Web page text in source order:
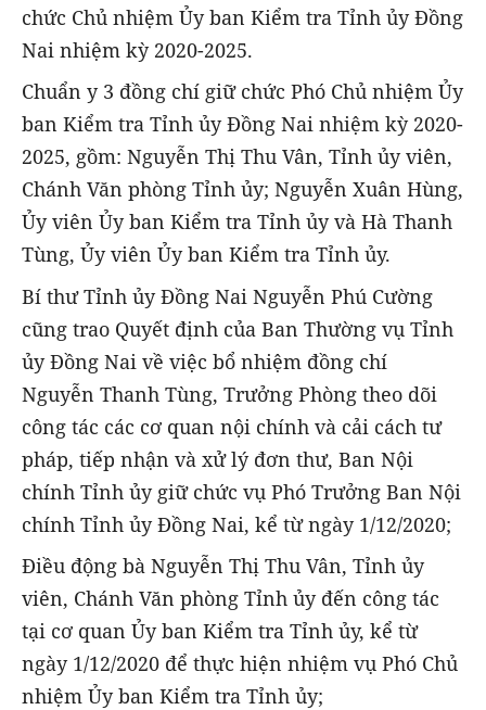
chức Chủ nhiệm Ủy ban Kiểm tra Tỉnh ủy Đồng
Nai nhiệm kỳ 2020-2025.
Chuẩn y 3 đồng chí giữ chức Phó Chủ nhiệm Ủy
ban Kiểm tra Tỉnh ủy Đồng Nai nhiệm kỳ 2020-
2025, gồm: Nguyễn Thị Thu Vân, Tỉnh ủy viên,
Chánh Văn phòng Tỉnh ủy; Nguyễn Xuân Hùng,
Ủy viên Ủy ban Kiểm tra Tỉnh ủy và Hà Thanh
Tùng, Ủy viên Ủy ban Kiểm tra Tỉnh ủy.
Bí thư Tỉnh ủy Đồng Nai Nguyễn Phú Cường
cũng trao Quyết định của Ban Thường vụ Tỉnh
ủy Đồng Nai về việc bổ nhiệm đồng chí
Nguyễn Thanh Tùng, Trưởng Phòng theo dõi
công tác các cơ quan nội chính và cải cách tư
pháp, tiếp nhận và xử lý đơn thư, Ban Nội
chính Tỉnh ủy giữ chức vụ Phó Trưởng Ban Nội
chính Tỉnh ủy Đồng Nai, kể từ ngày 1/12/2020;
Điều động bà Nguyễn Thị Thu Vân, Tỉnh ủy
viên, Chánh Văn phòng Tỉnh ủy đến công tác
tại cơ quan Ủy ban Kiểm tra Tỉnh ủy, kể từ
ngày 1/12/2020 để thực hiện nhiệm vụ Phó Chủ
nhiệm Ủy ban Kiểm tra Tỉnh ủy;